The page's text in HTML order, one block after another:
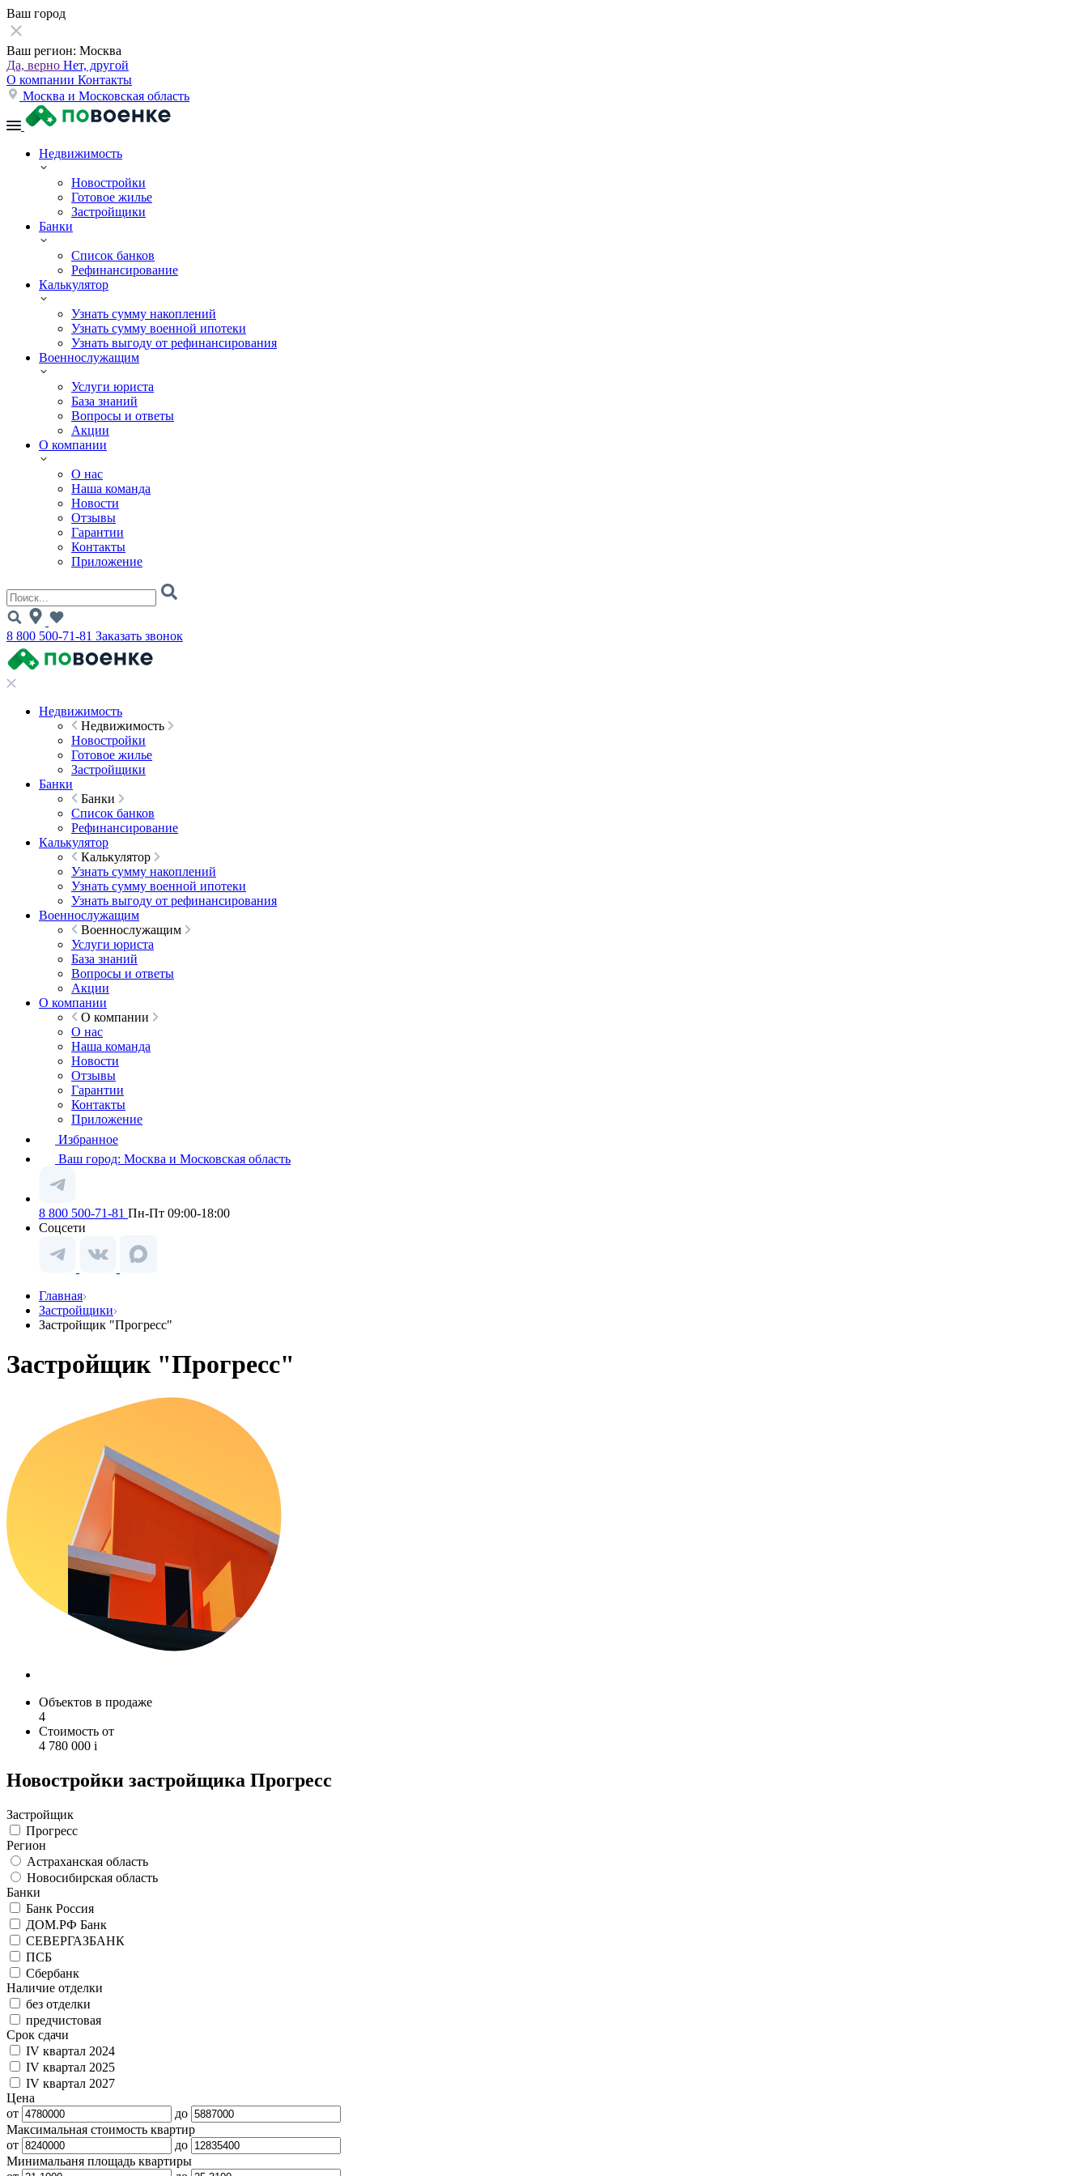
Ваш город
Ваш регион: Москва
Да, верно Нет, другой
О компании Контакты
Москва и Московская область
Недвижимость
Новостройки
Готовое жилье
Застройщики
Банки
Список банков
Рефинансирование
Калькулятор
Узнать сумму накоплений
Узнать сумму военной ипотеки
Узнать выгоду от рефинансирования
Военнослужащим
Услуги юриста
База знаний
Вопросы и ответы
Акции
О компании
О нас
Наша команда
Новости
Отзывы
Гарантии
Контакты
Приложение
8 800 500-71-81 Заказать звонок
Недвижимость
Недвижимость
Новостройки
Готовое жилье
Застройщики
Банки
Банки
Список банков
Рефинансирование
Калькулятор
Калькулятор
Узнать сумму накоплений
Узнать сумму военной ипотеки
Узнать выгоду от рефинансирования
Военнослужащим
Военнослужащим
Услуги юриста
База знаний
Вопросы и ответы
Акции
О компании
О компании
О нас
Наша команда
Новости
Отзывы
Гарантии
Контакты
Приложение
Избранное
Ваш город: Москва и Московская область
8 800 500-71-81 Пн-Пт 09:00-18:00
Соцсети
Главная
Застройщики
Застройщик "Прогресс"
Застройщик "Прогресс"
Объектов в продаже
4
Стоимость от
4 780 000 i
Новостройки застройщика Прогресс
Застройщик
Прогресс
Регион
Астраханская область
Новосибирская область
Банки
Банк Россия
ДОМ.РФ Банк
СЕВЕРГАЗБАНК
ПСБ
Сбербанк
Наличие отделки
без отделки
предчистовая
Срок сдачи
IV квартал 2024
IV квартал 2025
IV квартал 2027
Цена
от
до
Максимальная стоимость квартир
от
до
Минимальаня площадь квартиры